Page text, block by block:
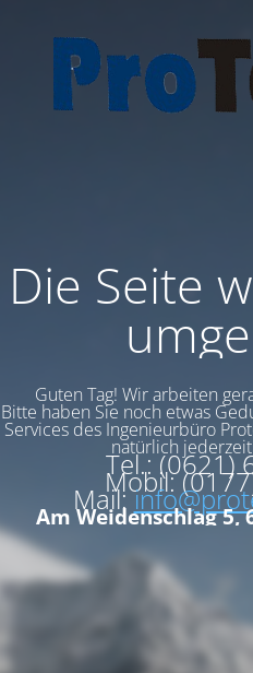
Die Seite
Guten Tag! Wir arbeiten
Bitte haben Sie noch etwas
Services des Ingenieurbüro
natürlich
Tel.: (0621)
Mobil:
Mail:
Am Weidenschlag 5,